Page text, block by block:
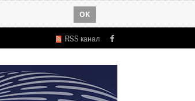
OK
RSS канал Facebook